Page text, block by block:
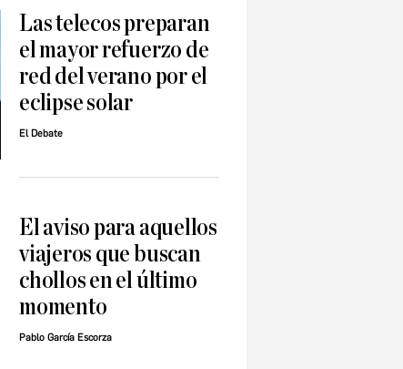
Las telecos preparan
el mayor refuerzo de
red del verano por el
eclipse solar
El Debate
El aviso para aquellos
viajeros que buscan
chollos en el último
momento
Pablo García Escorza